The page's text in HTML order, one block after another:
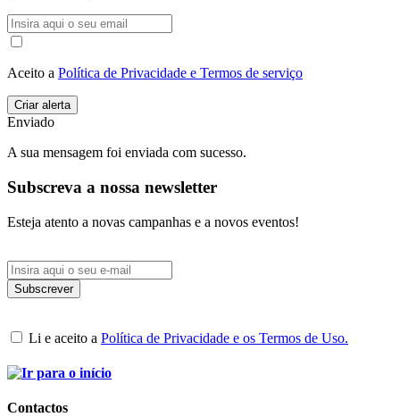
Aceito a Política de Privacidade e Termos de serviço
Enviado
A sua mensagem foi enviada com sucesso.
Subscreva a nossa newsletter
Esteja atento a novas campanhas e a novos eventos!
Li e aceito a Política de Privacidade e os Termos de Uso.
Contactos